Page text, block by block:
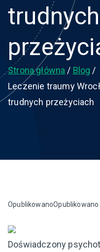
trudnych
Strona główna
Blog
Leczenie traumy
trudnych przeżyciach
OpublikowanoOpublikowano
Doświadczony